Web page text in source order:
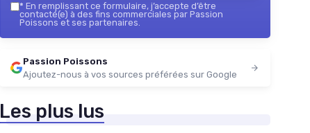
* En remplissant ce formulaire, j’accepte d’être
contacté(e) à des fins commerciales par Passion
Poissons et ses partenaires.
Passion Poissons
Ajoutez-nous à vos sources préférées sur Google
Les plus lus